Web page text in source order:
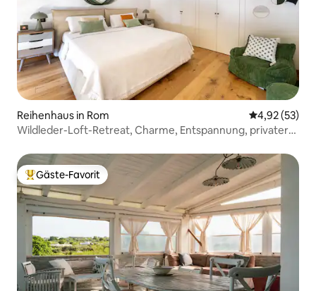
Reihenhaus in Rom
4,92 (53)
Wildleder-Loft-Retreat, Charme, Entspannung, privater
Beliebter Gäste-Favorit.
Gäste-Favorit